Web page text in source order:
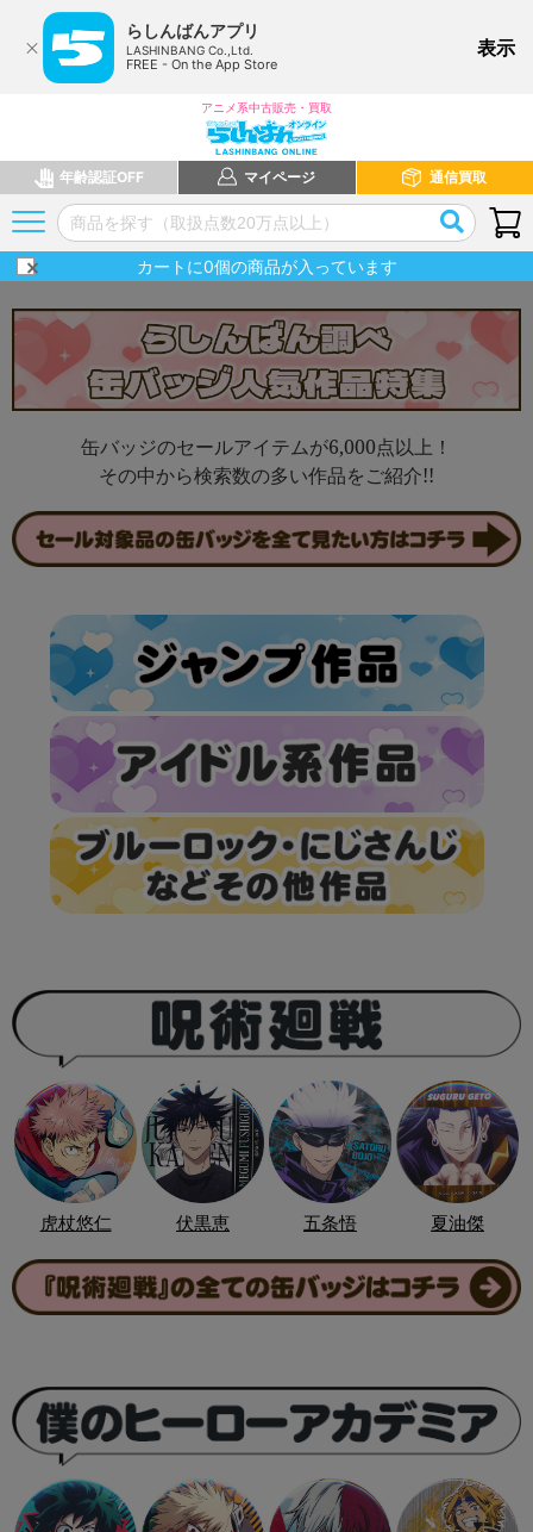
らしんばんアプリ
LASHINBANG Co.,Ltd.
FREE - On the App Store
表示
アニメ系中古販売・買取
年齢認証OFF マイページ 通信買取
カートに0個の商品が入っています
缶バッジのセールアイテムが6,000点以上！
その中から検索数の多い作品をご紹介!!
虎杖悠仁 伏黒恵 五条悟 夏油傑